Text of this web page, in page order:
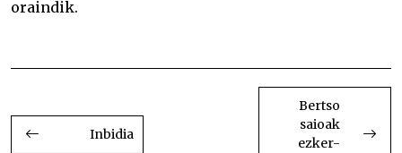
oraindik.
BIDALKETETAN
ZEHAR
NABIGATUInbidia
Bertso
saioak
ezker-